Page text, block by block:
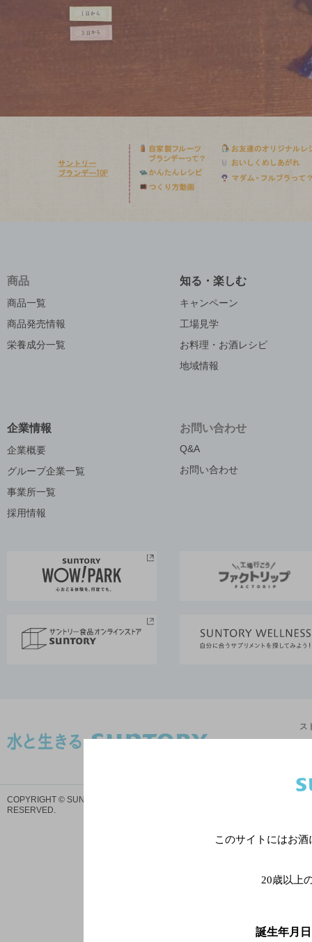
商品
商品一覧
商品発売情報
栄養成分一覧
知る・楽しむ
キャンペーン
工場見学
お料理・お酒レシピ
地域情報
企業情報
企業概要
グループ企業一覧
事業所一覧
採用情報
お問い合わせ
Q&A
お問い合わせ
ス
COPYRIGHT © SUNTORY HOLDINGS LIMITED.
RESERVED.
このサイトにはお
20歳以上
誕生年月